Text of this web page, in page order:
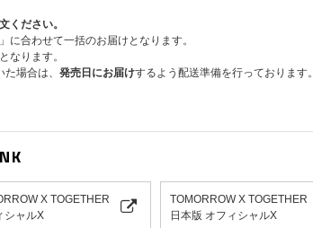
ください。
合わせて一括のお届けとなります。
なります。
場合は、 発売日にお届けするよう配送準備を行っております。
X TOGETHER
シャルX
TOMORROW X TOGETHER
日本版 オフィシャルX